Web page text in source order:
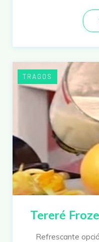
TRAGOS
Tereré
Refrescante